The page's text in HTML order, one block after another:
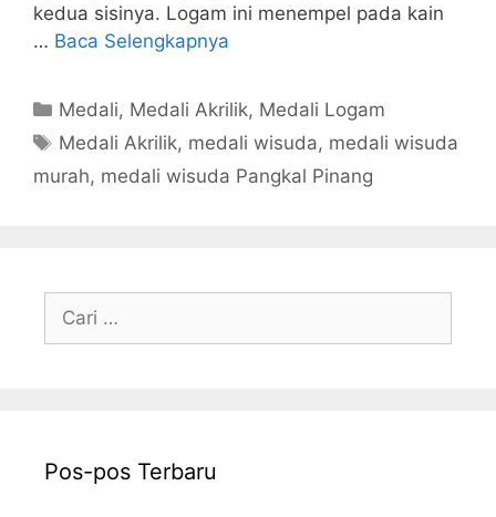
kedua sisinya. Logam ini menempel pada kain
… Baca Selengkapnya
Kategori
Medali, Medali Akrilik, Medali Logam
Tag
Medali Akrilik, medali wisuda, medali wisuda
murah, medali wisuda Pangkal Pinang
untuk:
Pos-pos Terbaru